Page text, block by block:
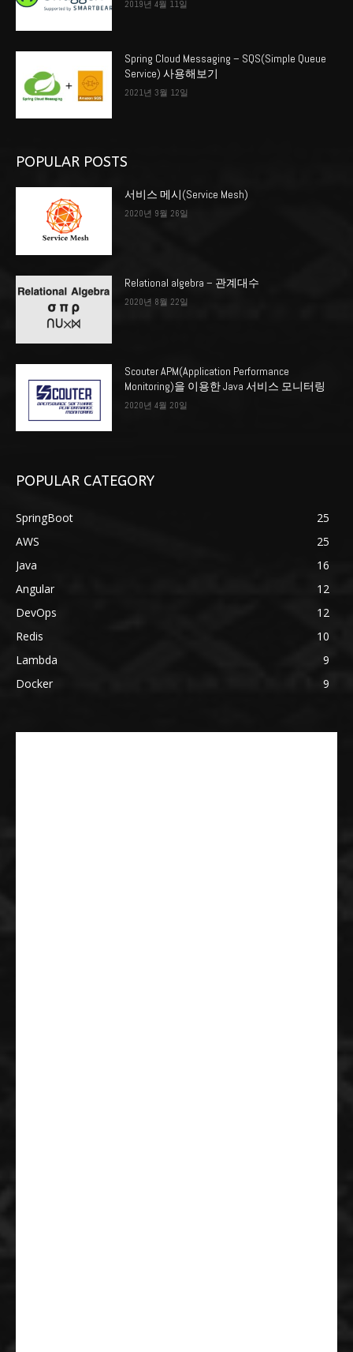
2019년 4월 11일
Spring Cloud Messaging – SQS(Simple Queue
Service) 사용해보기
2021년 3월 12일
POPULAR POSTS
서비스 메시(Service Mesh)
2020년 9월 26일
Relational algebra – 관계대수
2020년 8월 22일
Scouter APM(Application Performance
Monitoring)을 이용한 Java 서비스 모니터링
2020년 4월 20일
POPULAR CATEGORY
SpringBoot
25
AWS
25
Java
16
Angular
12
DevOps
12
Redis
10
Lambda
9
Docker
9